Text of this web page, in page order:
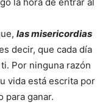
las misericordias
decir, que cada día
Por ninguna razón
vida está escrita por
para ganar.